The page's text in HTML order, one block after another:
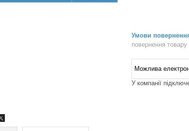
повернення товару
У компанії